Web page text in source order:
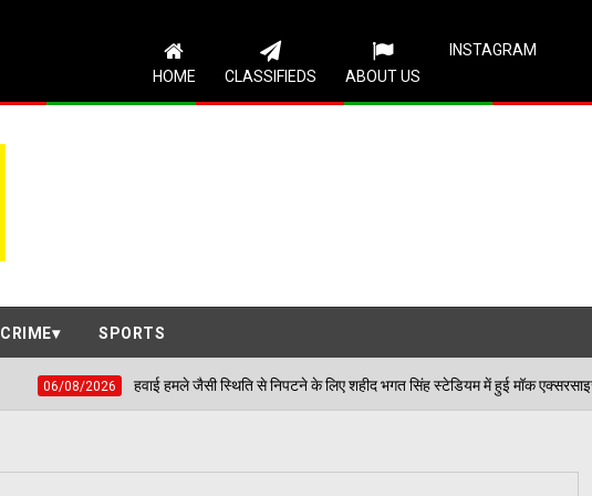
HOME CLASSIFIEDS ABOUT US
INSTAGRAM
CRIME SPORTS
हवाई हमले जैसी स्थिति से निपटने के लिए शहीद भगत सिंह स्टेडियम में हुई मॉक एक्सरसाइज, आठ घायलों का किया